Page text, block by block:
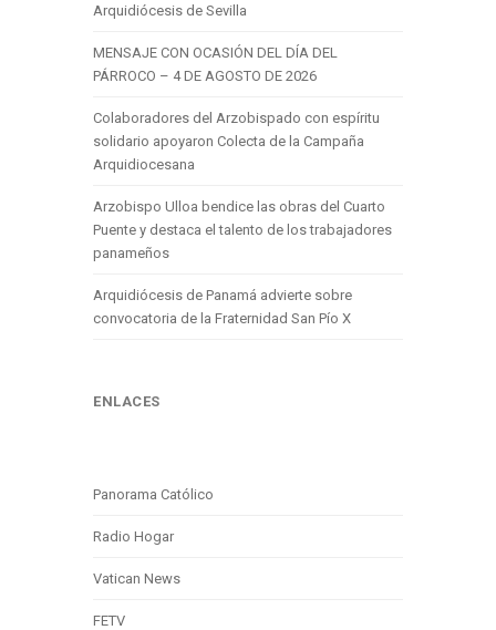
Arquidiócesis de Sevilla
MENSAJE CON OCASIÓN DEL DÍA DEL
PÁRROCO – 4 DE AGOSTO DE 2026
Colaboradores del Arzobispado con espíritu
solidario apoyaron Colecta de la Campaña
Arquidiocesana
Arzobispo Ulloa bendice las obras del Cuarto
Puente y destaca el talento de los trabajadores
panameños
Arquidiócesis de Panamá advierte sobre
convocatoria de la Fraternidad San Pío X
ENLACES
Panorama Católico
Radio Hogar
Vatican News
FETV